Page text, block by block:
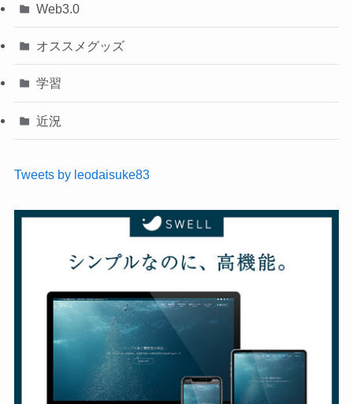
Web3.0
オススメグッズ
学習
近況
Tweets by leodaisuke83